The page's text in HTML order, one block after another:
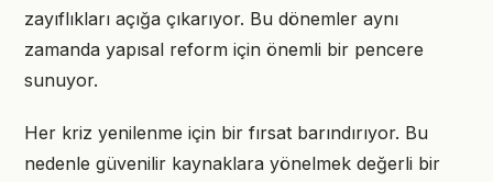
zayıflıkları açığa çıkarıyor. Bu dönemler aynı
zamanda yapısal reform için önemli bir pencere
sunuyor.
Her kriz yenilenme için bir fırsat barındırıyor. Bu
nedenle güvenilir kaynaklara yönelmek değerli bir